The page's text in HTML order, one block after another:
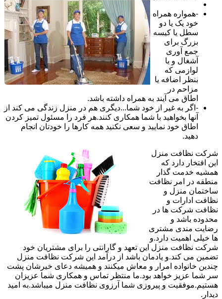
-همواره همراه
خود یک یا دو
سطل یا کیسه
بزرگ برای
جمع آوری
آشغال و یا
لوازمی که
بنظر اضافه یا
مزاحم در
اطاق می آیند به همراه داشته باشد.
-اگر به غیر از خود شما...دیگری هم در منزل زندگی می کند از
آنها بخواهید با شما همکاری کنند.هر فرد را مسئول تمیز کردن
اطاق خود نمایید و سعی نکنید همه کارها را خودتان انجام
دهید.
شرکت نظافت منزل
این افتخار دارد که
همشیه خدمت گذار
منطقه در امر نظافت
ساختمان منزل و
نظافت ادارات و
نظافت شرکت ها در
محدوده باشد و
رضایت مندی مشتری
ها خیلی اهمیت دارد.و
شرکت نظافت منزل این تعهد و گارانتی را برای مشتریان خود
تضمین می کند.و یادمان باشد از درآمد این شرکت نظافت منزل
چندین خانواده امرار و معاش میکنند و همیشه دعای خیرشان پشت
سر شما عزیز خواهد بود.ما منتظر تماس و همکاری شما عزیزان
هستیم.موفقیت و پیروزی شما آرزوی نظافت منزل میباشد.به امید
دیدار.